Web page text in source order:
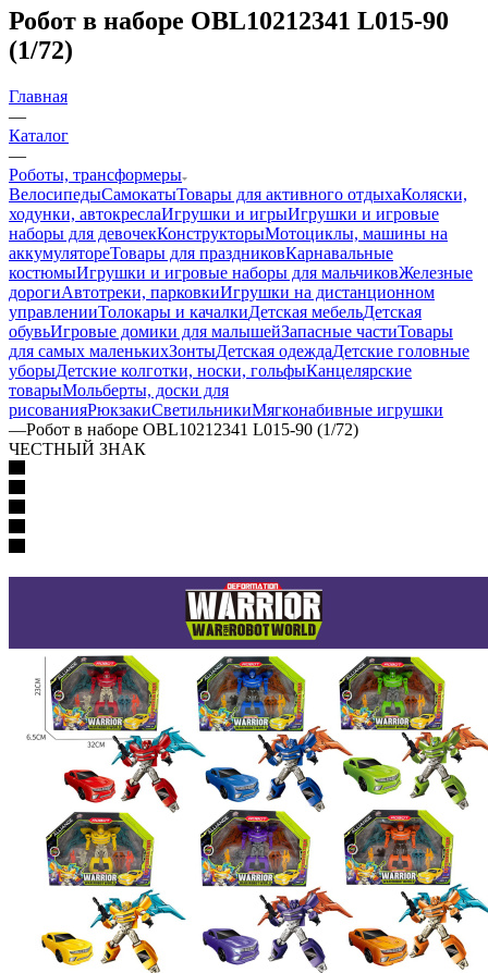
Робот в наборе OBL10212341 L015-90
(1/72)
Главная
—
Каталог
—
Роботы, трансформеры
ВелосипедыСамокатыТовары для активного отдыхаКоляски,
ходунки, автокреслаИгрушки и игрыИгрушки и игровые
наборы для девочекКонструкторыМотоциклы, машины на
аккумулятореТовары для праздниковКарнавальные
костюмыИгрушки и игровые наборы для мальчиковЖелезные
дорогиАвтотреки, парковкиИгрушки на дистанционном
управленииТолокары и качалкиДетская мебельДетская
обувьИгровые домики для малышейЗапасные частиТовары
для самых маленькихЗонтыДетская одеждаДетские головные
уборыДетские колготки, носки, гольфыКанцелярские
товарыМольберты, доски для
рисованияРюкзакиСветильникиМягконабивные игрушки
—Робот в наборе OBL10212341 L015-90 (1/72)
ЧЕСТНЫЙ ЗНАК